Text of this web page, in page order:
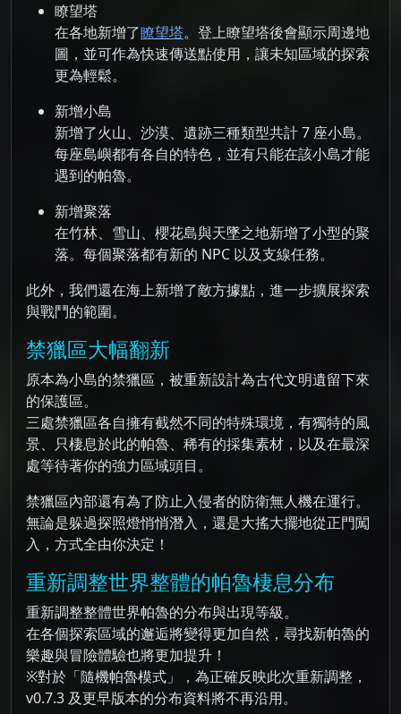
瞭望塔
在各地新增了瞭望塔。登上瞭望塔後會顯示周邊地
圖，並可作為快速傳送點使用，讓未知區域的探索
更為輕鬆。
新增小島
新增了火山、沙漠、遺跡三種類型共計 7 座小島。
每座島嶼都有各自的特色，並有只能在該小島才能
遇到的帕魯。
新增聚落
在竹林、雪山、櫻花島與天墜之地新增了小型的聚
落。每個聚落都有新的 NPC 以及支線任務。
此外，我們還在海上新增了敵方據點，進一步擴展探索
與戰鬥的範圍。
禁獵區大幅翻新
原本為小島的禁獵區，被重新設計為古代文明遺留下來
的保護區。
三處禁獵區各自擁有截然不同的特殊環境，有獨特的風
景、只棲息於此的帕魯、稀有的採集素材，以及在最深
處等待著你的強力區域頭目。
禁獵區內部還有為了防止入侵者的防衛無人機在運行。
無論是躲過探照燈悄悄潛入，還是大搖大擺地從正門闖
入，方式全由你決定！
重新調整世界整體的帕魯棲息分布
重新調整整體世界帕魯的分布與出現等級。
在各個探索區域的邂逅將變得更加自然，尋找新帕魯的
樂趣與冒險體驗也將更加提升！
※對於「隨機帕魯模式」，為正確反映此次重新調整，
v0.7.3 及更早版本的分布資料將不再沿用。